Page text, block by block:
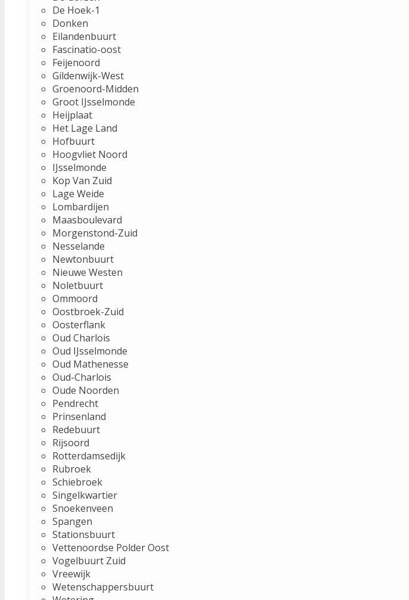
De Hoek-1
Donken
Eilandenbuurt
Fascinatio-oost
Feijenoord
Gildenwijk-West
Groenoord-Midden
Groot IJsselmonde
Heijplaat
Het Lage Land
Hofbuurt
Hoogvliet Noord
IJsselmonde
Kop Van Zuid
Lage Weide
Lombardijen
Maasboulevard
Morgenstond-Zuid
Nesselande
Newtonbuurt
Nieuwe Westen
Noletbuurt
Ommoord
Oostbroek-Zuid
Oosterflank
Oud Charlois
Oud IJsselmonde
Oud Mathenesse
Oud-Charlois
Oude Noorden
Pendrecht
Prinsenland
Redebuurt
Rijsoord
Rotterdamsedijk
Rubroek
Schiebroek
Singelkwartier
Snoekenveen
Spangen
Stationsbuurt
Vettenoordse Polder Oost
Vogelbuurt Zuid
Vreewijk
Wetenschappersbuurt